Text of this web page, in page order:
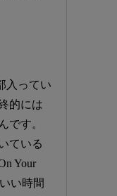
入ってい
的には
です。
ている
Your
い時間